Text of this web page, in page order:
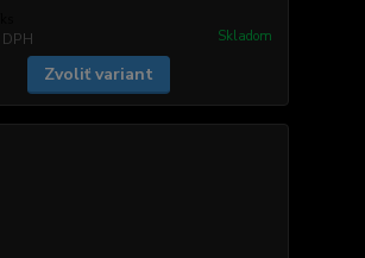
Skladom
Zvoliť variant